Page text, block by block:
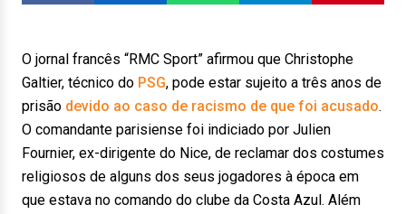
O jornal francês “RMC Sport” afirmou que Christophe
Galtier, técnico do PSG, pode estar sujeito a três anos de
prisão devido ao caso de racismo de que foi acusado.
O comandante parisiense foi indiciado por Julien
Fournier, ex-dirigente do Nice, de reclamar dos costumes
religiosos de alguns dos seus jogadores à época em
que estava no comando do clube da Costa Azul. Além